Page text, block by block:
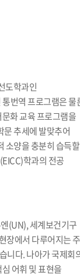
도학과인
번역 프로그램은 물
화 교육 프로그램을
문 추세에 발맞추어
소양을 충분히 습득
학과의 전공
(UN), 세계보건기구
장에서 다루어지는
니다. 나아가 국제회
어휘 및 표현을